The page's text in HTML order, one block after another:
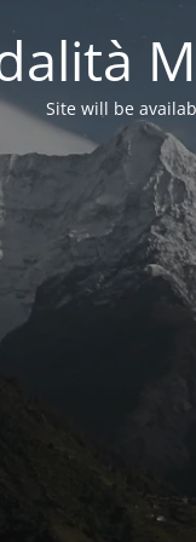
Site will be